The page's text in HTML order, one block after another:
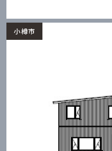
小樽市